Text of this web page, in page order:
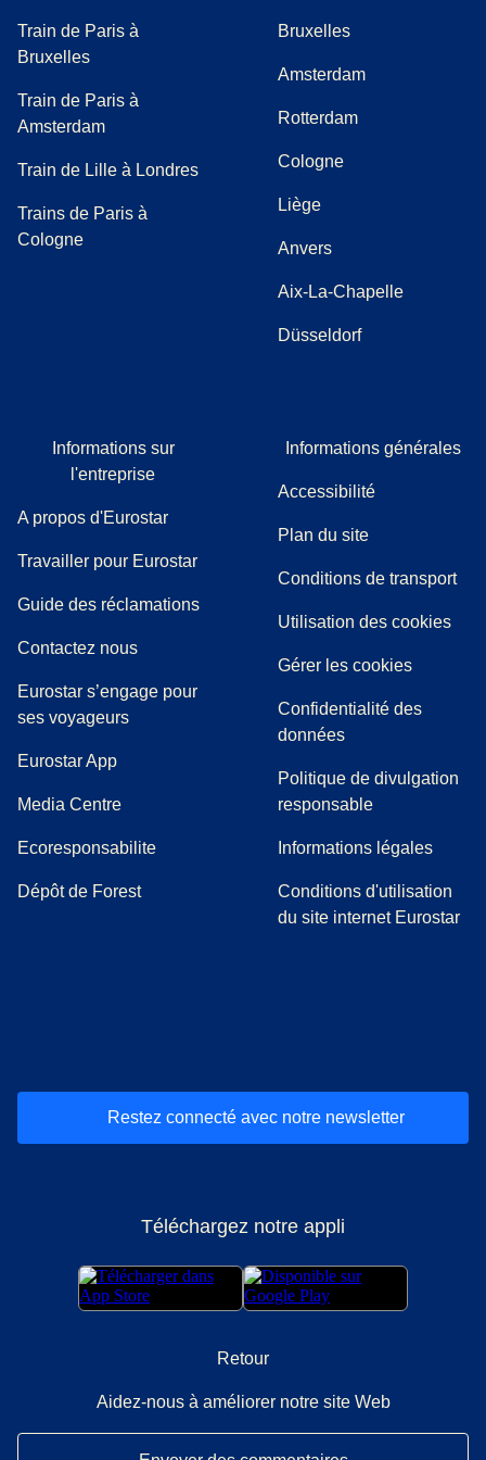
Train de Paris à
Bruxelles
Train de Paris à
Amsterdam
Train de Lille à Londres
Trains de Paris à
Cologne
Bruxelles
Amsterdam
Rotterdam
Cologne
Liège
Anvers
Aix-La-Chapelle
Düsseldorf
Informations sur
l'entreprise
A propos d'Eurostar
Travailler pour Eurostar
Guide des réclamations((
Contactez nous
Eurostar s’engage pour
ses voyageurs
Eurostar App
Media Centre( Ouvre un nouvel onglet)
Ecoresponsabilite
Dépôt de Forest
Informations générales
Accessibilité
Plan du site
Conditions de transport
Utilisation des cookies
Gérer les cookies
Confidentialité des
données
Politique de divulgation
responsable
Informations légales
Conditions d'utilisation
du site internet Eurostar
Restez connecté avec notre newsletter
Téléchargez notre appli
Retour
Aidez-nous à améliorer notre site Web